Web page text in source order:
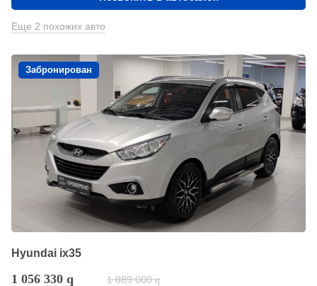
Еще 2 похожих авто
Забронирован
Hyundai ix35
1 056 330 q 1 089 000 q